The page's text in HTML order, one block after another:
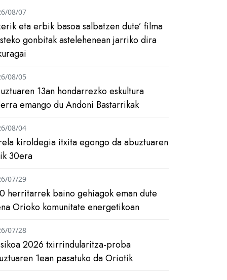
eta erbik basoa salbatzen dute’ filma
gonbitak astelehenean jarriko dira
08/07
13an hondarrezko eskultura
emango du Andoni Bastarrikak
08/05
kiroldegia itxita egongo da abuztuaren
30era
08/04
herritarrek baino gehiagok eman dute
Orioko komunitate energetikoan
07/29
2026 txirrindularitza-proba
1ean pasatuko da Oriotik
07/28